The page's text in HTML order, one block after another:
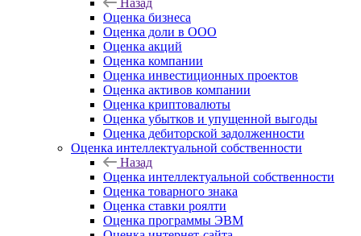
Назад
Оценка бизнеса
Оценка доли в ООО
Оценка акций
Оценка компании
Оценка инвестиционных проектов
Оценка активов компании
Оценка криптовалюты
Оценка убытков и упущенной выгоды
Оценка дебиторской задолженности
Оценка интеллектуальной собственности
Назад
Оценка интеллектуальной собственности
Оценка товарного знака
Оценка ставки роялти
Оценка программы ЭВМ